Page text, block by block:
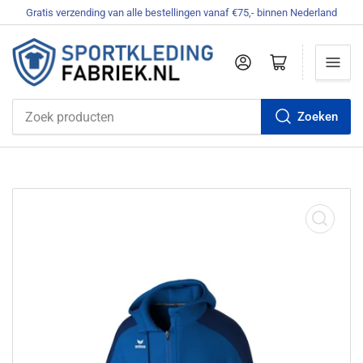
Gratis verzending van alle bestellingen vanaf €75,- binnen Nederland
Zoeken
AanmeldenMini-winkelwagen openen